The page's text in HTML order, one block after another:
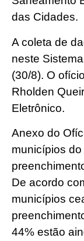
das Cidades.
A coleta de
neste
(30/8). O
Rholden
Eletrônico.
Anexo do
municípios
De acordo
municípios
44% estão